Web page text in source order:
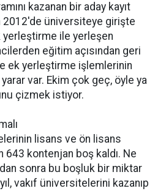
kazanan bir aday kayıt
2012'de üniversiteye girişte
yerleştirme ile yerleşen
eğitim açısından geri
ek yerleştirme işlemlerinin
var. Ekim çok geç, öyle ya
çizmek istiyor.
lisans ve ön lisans
643 kontenjan boş kaldı. Ne
sonra bu boşluk bir miktar
vakıf üniversitelerini kazanıp